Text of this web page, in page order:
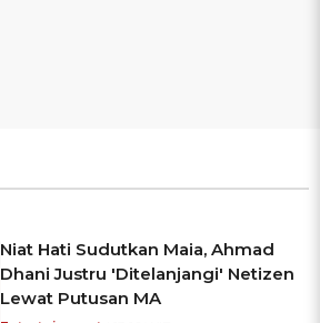
Niat Hati Sudutkan Maia, Ahmad
Dhani Justru 'Ditelanjangi' Netizen
Lewat Putusan MA